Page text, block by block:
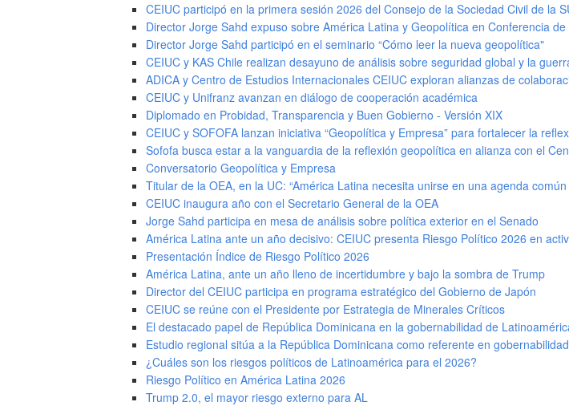
CEIUC participó en la primera sesión 2026 del Consejo de la Sociedad Civil de la
Director Jorge Sahd expuso sobre América Latina y Geopolítica en Conferencia
Director Jorge Sahd participó en el seminario “Cómo leer la nueva geopolítica"
CEIUC y KAS Chile realizan desayuno de análisis sobre seguridad global y la
ADICA y Centro de Estudios Internacionales CEIUC exploran alianzas de
CEIUC y Unifranz avanzan en diálogo de cooperación académica
Diplomado en Probidad, Transparencia y Buen Gobierno - Versión XIX
CEIUC y SOFOFA lanzan iniciativa “Geopolítica y Empresa” para fortalecer la
Sofofa busca estar a la vanguardia de la reflexión geopolítica en alianza con el
Conversatorio Geopolítica y Empresa
Titular de la OEA, en la UC: “América Latina necesita unirse en una agenda
CEIUC inaugura año con el Secretario General de la OEA
Jorge Sahd participa en mesa de análisis sobre política exterior en el Senado
América Latina ante un año decisivo: CEIUC presenta Riesgo Político 2026 en
Presentación Índice de Riesgo Político 2026
América Latina, ante un año lleno de incertidumbre y bajo la sombra de Trump
Director del CEIUC participa en programa estratégico del Gobierno de Japón
CEIUC se reúne con el Presidente por Estrategia de Minerales Críticos
El destacado papel de República Dominicana en la gobernabilidad de
Estudio regional sitúa a la República Dominicana como referente en gobernabilidad
¿Cuáles son los riesgos políticos de Latinoamérica para el 2026?
Riesgo Político en América Latina 2026
Trump 2.0, el mayor riesgo externo para AL